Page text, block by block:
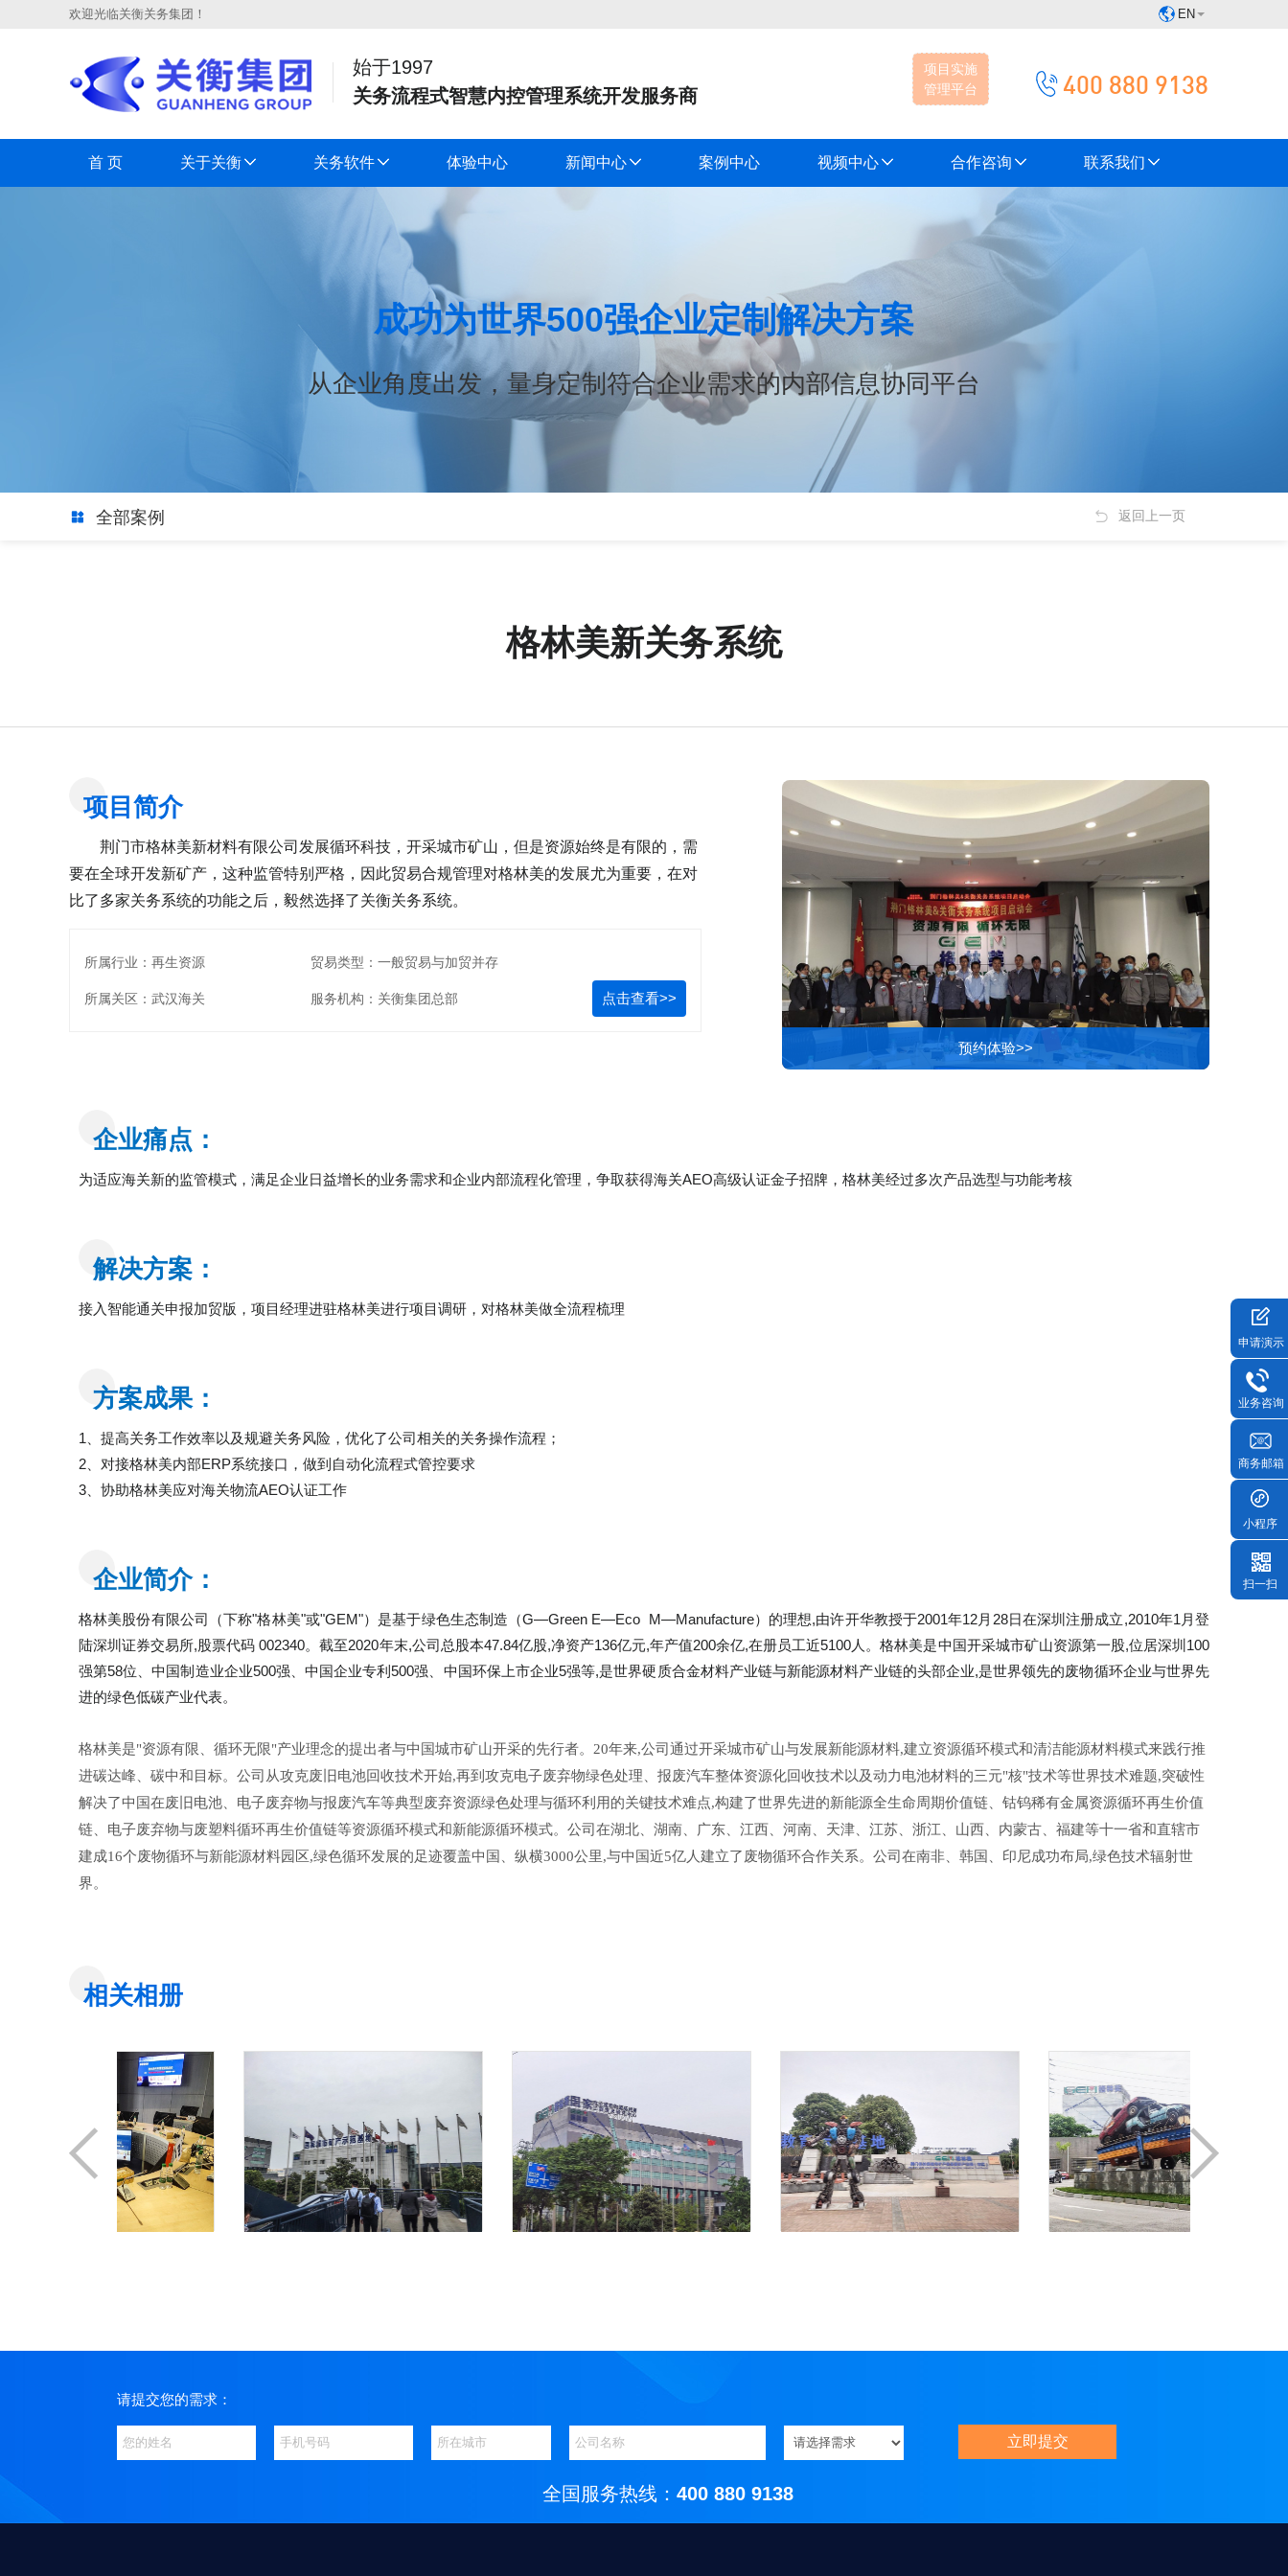
欢迎光临关衡关务集团！ EN
始于1997
关务流程式智慧内控管理系统开发服务商
项目实施
管理平台
400 880 9138
首 页 关于关衡 关务软件 体验中心 新闻中心 案例中心 视频中心 合作咨询 联系我们
成功为世界500强企业定制解决方案
从企业角度出发，量身定制符合企业需求的内部信息协同平台
全部案例 返回上一页
格林美新关务系统
项目简介
荆门市格林美新材料有限公司发展循环科技，开采城市矿山，但是资源始终是有限的，需
要在全球开发新矿产，这种监管特别严格，因此贸易合规管理对格林美的发展尤为重要，在对
比了多家关务系统的功能之后，毅然选择了关衡关务系统。
所属行业：再生资源 贸易类型：一般贸易与加贸并存
所属关区：武汉海关 服务机构：关衡集团总部 点击查看>>
预约体验>>
企业痛点：
为适应海关新的监管模式，满足企业日益增长的业务需求和企业内部流程化管理，争取获得海关AEO高级认证金子招牌， 格林美经过多次产品选型与功能考核
解决方案：
接入智能通关申报加贸版，项目经理进驻格林美进行项目调研，对格林美做全流程梳理
方案成果：
1、提高关务工作效率以及规避关务风险，优化了公司相关的关务操作流程；
2、对接格林美内部ERP系统接口，做到自动化流程式管控要求
3、协助格林美应对海关物流AEO认证工作
企业简介：
格林美股份有限公司（下称"格林美"或"GEM"）是基于绿色生态制造（G—Green E—Eco M—Manufacture）的理想,由许开华教授于2001年12月28日在深圳注册成立,2010年1月登
陆深圳证券交易所,股票代码 002340。截至2020年末,公司总股本47.84亿股,净资产136亿元,年产值200余亿,在册员工近5100人。格林美是中国开采城市矿山资源第一股,位居深圳100
强第58位、中国制造业企业500强、中国企业专利500强、中国环保上市企业5强等,是世界硬质合金材料产业链与新能源材料产业链的头部企业,是世界领先的废物循环企业与世界先
进的绿色低碳产业代表。
格林美是"资源有限、循环无限"产业理念的提出者与中国城市矿山开采的先行者。20年来,公司通过开采城市矿山与发展新能源材料,建立资源循环模式和清洁能源材料模式来践行推
进碳达峰、碳中和目标。公司从攻克废旧电池回收技术开始,再到攻克电子废弃物绿色处理、报废汽车整体资源化回收技术以及动力电池材料的三元"核"技术等世界技术难题,突破性
解决了中国在废旧电池、电子废弃物与报废汽车等典型废弃资源绿色处理与循环利用的关键技术难点,构建了世界先进的新能源全生命周期价值链、钴钨稀有金属资源循环再生价值
链、电子废弃物与废塑料循环再生价值链等资源循环模式和新能源循环模式。公司在湖北、湖南、广东、江西、河南、天津、江苏、浙江、山西、内蒙古、福建等十一省和直辖市
建成16个废物循环与新能源材料园区,绿色循环发展的足迹覆盖中国、纵横3000公里,与中国近5亿人建立了废物循环合作关系。公司在南非、韩国、印尼成功布局,绿色技术辐射世
界。
相关相册
格林美新关务系统 格林美新关务系统 格林美新关务系统 格林美新关务系统
请提交您的需求：
立即提交
全国服务热线： 400 880 9138
申请演示
业务咨询
商务邮箱
小程序
扫一扫